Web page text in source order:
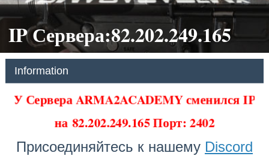
IP Сервера:82.202.249.165
Information
У Сервера ARMA2ACADEMY сменился IP
на 82.202.249.165 Порт: 2402
Присоединяйтесь к нашему Discord